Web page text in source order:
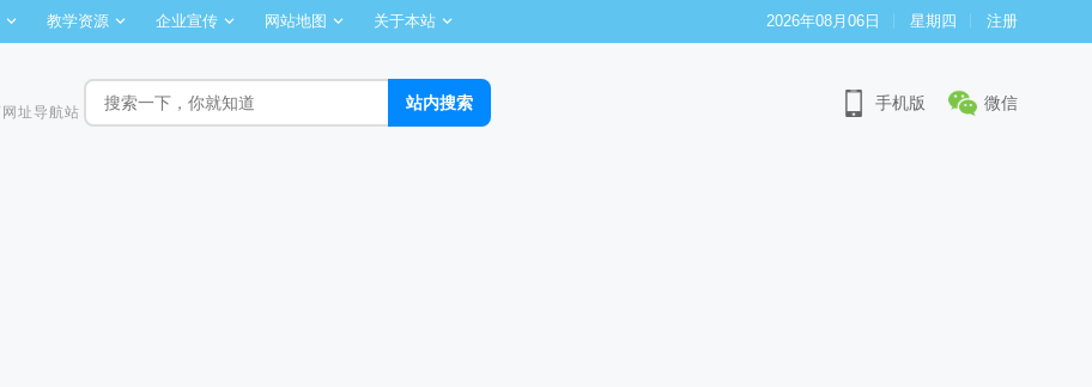
教学资源 企业宣传 网站地图 关于本站 2026年08月06日 星期四 注册
址导航站
手机版 微信